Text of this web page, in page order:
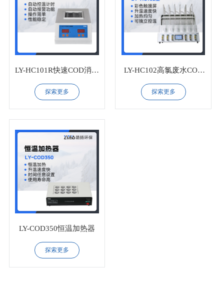
LY-HC101R快速COD消解
器
探索更多
LY-HC102高氯废水COD
消解器
探索更多
LY-COD350恒温加热器
探索更多